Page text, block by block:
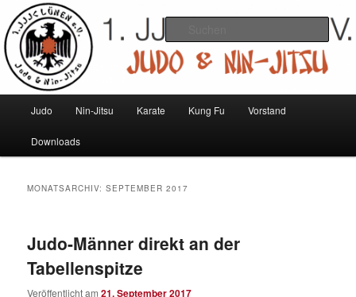
primären
Inhalt
springen
sekundären
Inhalt
springen1. JJJC Lünen e.V.
Judo und Ninjitsu
Judo Nin-Jitsu Karate Kung Fu Vorstand
Downloads
MONATSARCHIV:SEPTEMBER 2017
Judo-Männer direkt an der
Tabellenspitze
Veröffentlicht am21. September 2017